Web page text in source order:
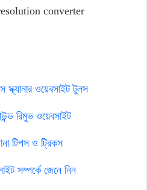
converter
স্ক্যানার ওয়েবসাইট টুলস
রিমুভ ওয়েবসাইট
টিপস ও ট্রিকস
সম্পর্কে জেনে নিন